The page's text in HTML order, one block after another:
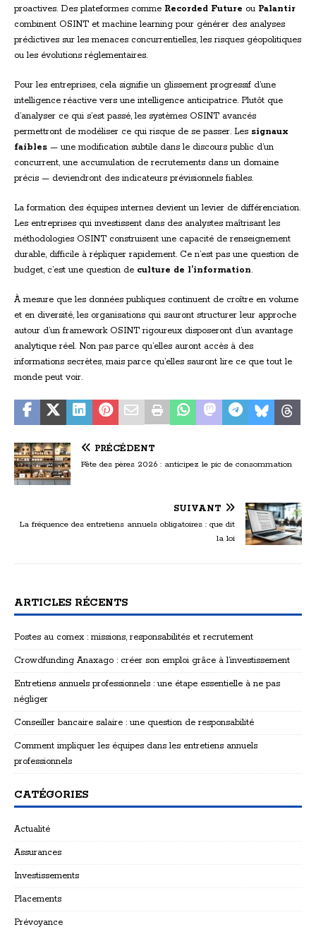
proactives. Des plateformes comme Recorded Future ou Palantir
combinent OSINT et machine learning pour générer des analyses
prédictives sur les menaces concurrentielles, les risques géopolitiques
ou les évolutions réglementaires.
Pour les entreprises, cela signifie un glissement progressif d’une
intelligence réactive vers une intelligence anticipatrice. Plutôt que
d’analyser ce qui s’est passé, les systèmes OSINT avancés
permettront de modéliser ce qui risque de se passer. Les signaux
faibles — une modification subtile dans le discours public d’un
concurrent, une accumulation de recrutements dans un domaine
précis — deviendront des indicateurs prévisionnels fiables.
La formation des équipes internes devient un levier de différenciation.
Les entreprises qui investissent dans des analystes maîtrisant les
méthodologies OSINT construisent une capacité de renseignement
durable, difficile à répliquer rapidement. Ce n’est pas une question de
budget, c’est une question de culture de l’information.
À mesure que les données publiques continuent de croître en volume
et en diversité, les organisations qui sauront structurer leur approche
autour d’un framework OSINT rigoureux disposeront d’un avantage
analytique réel. Non pas parce qu’elles auront accès à des
informations secrètes, mais parce qu’elles sauront lire ce que tout le
monde peut voir.
PRÉCÉDENT
Fête des pères 2026 : anticipez le pic de consommation
SUIVANT
La fréquence des entretiens annuels obligatoires : que dit
la loi
ARTICLES RÉCENTS
Postes au comex : missions, responsabilités et recrutement
Crowdfunding Anaxago : créer son emploi grâce à l’investissement
Entretiens annuels professionnels : une étape essentielle à ne pas
négliger
Conseiller bancaire salaire : une question de responsabilité
Comment impliquer les équipes dans les entretiens annuels
professionnels
CATÉGORIES
Actualité
Assurances
Investissements
Placements
Prévoyance